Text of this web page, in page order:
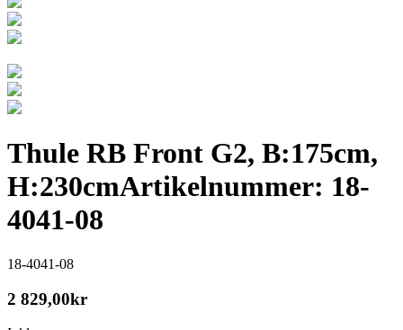
Thule RB Front G2, B:175cm,
H:230cmArtikelnummer: 18-
4041-08
18-4041-08
2 829,00kr